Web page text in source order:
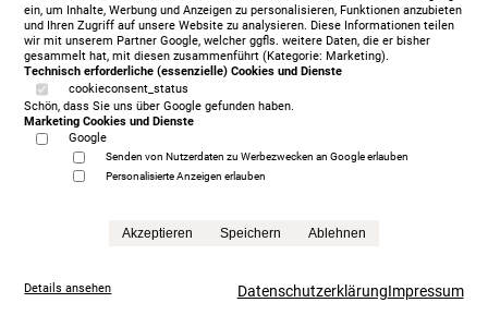
Anfrage
ein, um Inhalte, Werbung und Anzeigen zu personalisieren, Funktionen anzubieten
und Ihren Zugriff auf unsere Website zu analysieren. Diese Informationen teilen
wir mit unserem Partner Google, welcher ggfls. weitere Daten, die er bisher
gesammelt hat, mit diesen zusammenführt (Kategorie: Marketing).
Technisch erforderliche (essenzielle) Cookies und Dienste
cookieconsent_status
Schön, dass Sie uns über Google gefunden haben.
Marketing Cookies und Dienste
Google
Senden von Nutzerdaten zu Werbezwecken an Google erlauben
Personalisierte Anzeigen erlauben
Akzeptieren Speichern Ablehnen
Details ansehen DatenschutzerklärungImpressum